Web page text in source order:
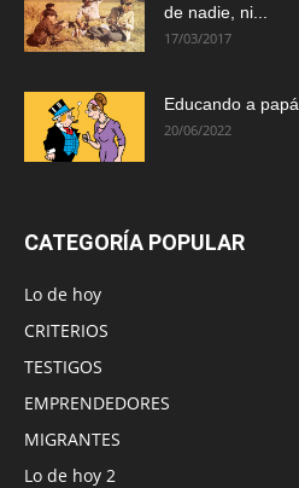
de nadie, ni...
17/03/2017
Educando a papá
20/06/2022
CATEGORÍA POPULAR
Lo de hoy
CRITERIOS
TESTIGOS
EMPRENDEDORES
MIGRANTES
Lo de hoy 2